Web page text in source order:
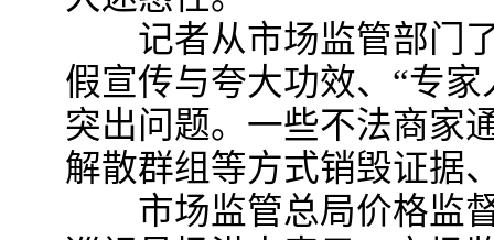
记者从市场监管部门了
假宣传与夸大功效、“专
突出问题。一些不法商家
解散群组等方式销毁证据
市场监管总局价格监督